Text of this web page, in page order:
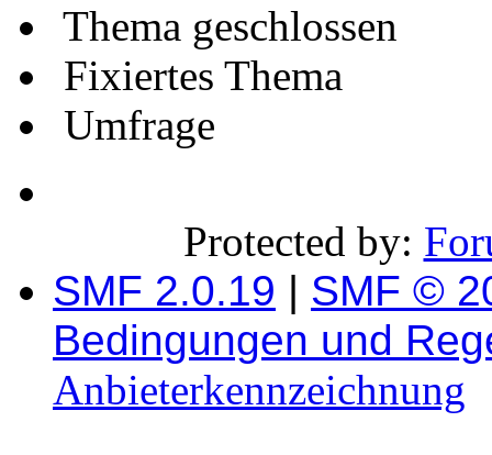
Thema geschlossen
Fixiertes Thema
Umfrage
Protected by:
SMF 2.0.19 | SMF ©
Bedingungen und
Anbieterkennzeichnung